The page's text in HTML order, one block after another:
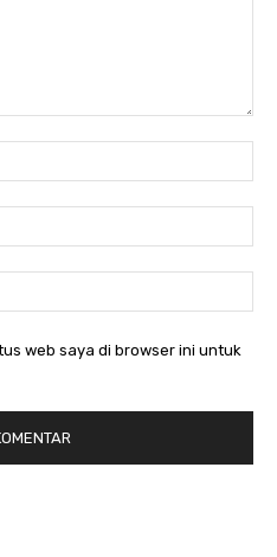
web saya di browser ini untuk